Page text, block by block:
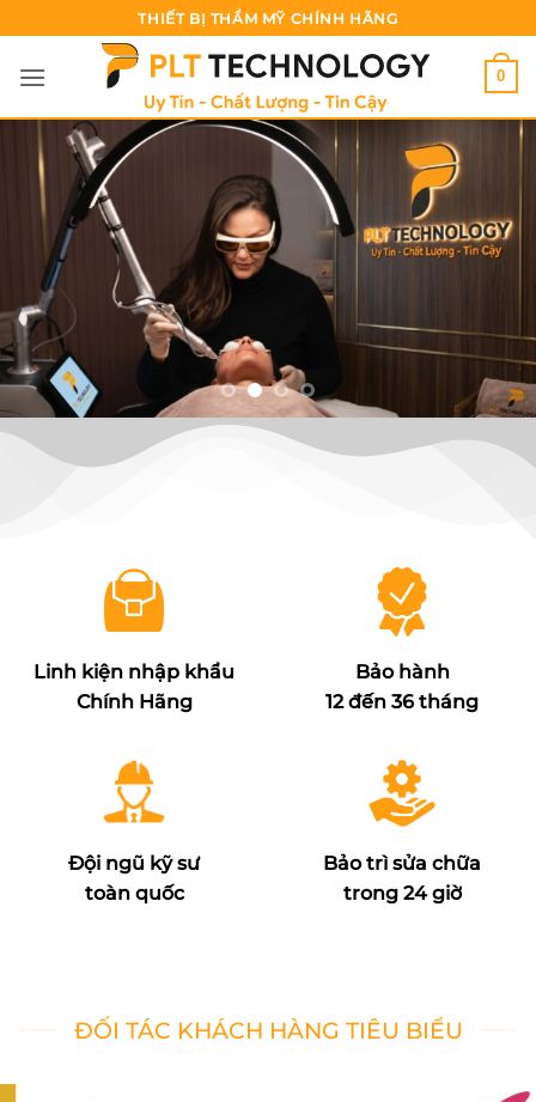
qua
nội
THIẾT BỊ THẨM MỸ CHÍNH HÃNG
0
Linh kiện nhập khẩu
Chính Hãng
Bảo hành
12 đến 36 tháng
Đội ngũ kỹ sư
toàn quốc
Bảo trì sửa chữa
trong 24 giờ
ĐỐI TÁC KHÁCH HÀNG TIÊU BIỂU